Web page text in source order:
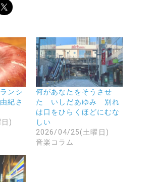
ク
リ
て
X
で
共
有
(
新
し
い
ウ
ィ
ド
ウ
す
)
ンシ
紀さ
)
何があなたをそうさせ
た いしだあゆみ 別れ
は口をひらくほどにむな
しい
2026/04/25(土曜日)
音楽コラム